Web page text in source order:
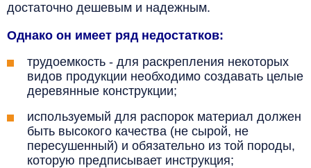
достаточно дешевым и надежным.
Однако он имеет ряд недостатков:
трудоемкость - для раскрепления некоторых
видов продукции необходимо создавать целые
деревянные конструкции;
используемый для распорок материал должен
быть высокого качества (не сырой, не
пересушенный) и обязательно из той породы,
которую предписывает инструкция;